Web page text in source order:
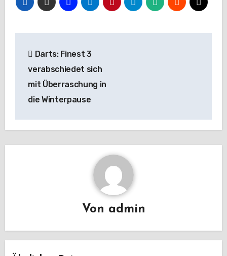
Darts: Finest 3
verabschiedet sich
mit Überraschung in
die Winterpause
Von admin